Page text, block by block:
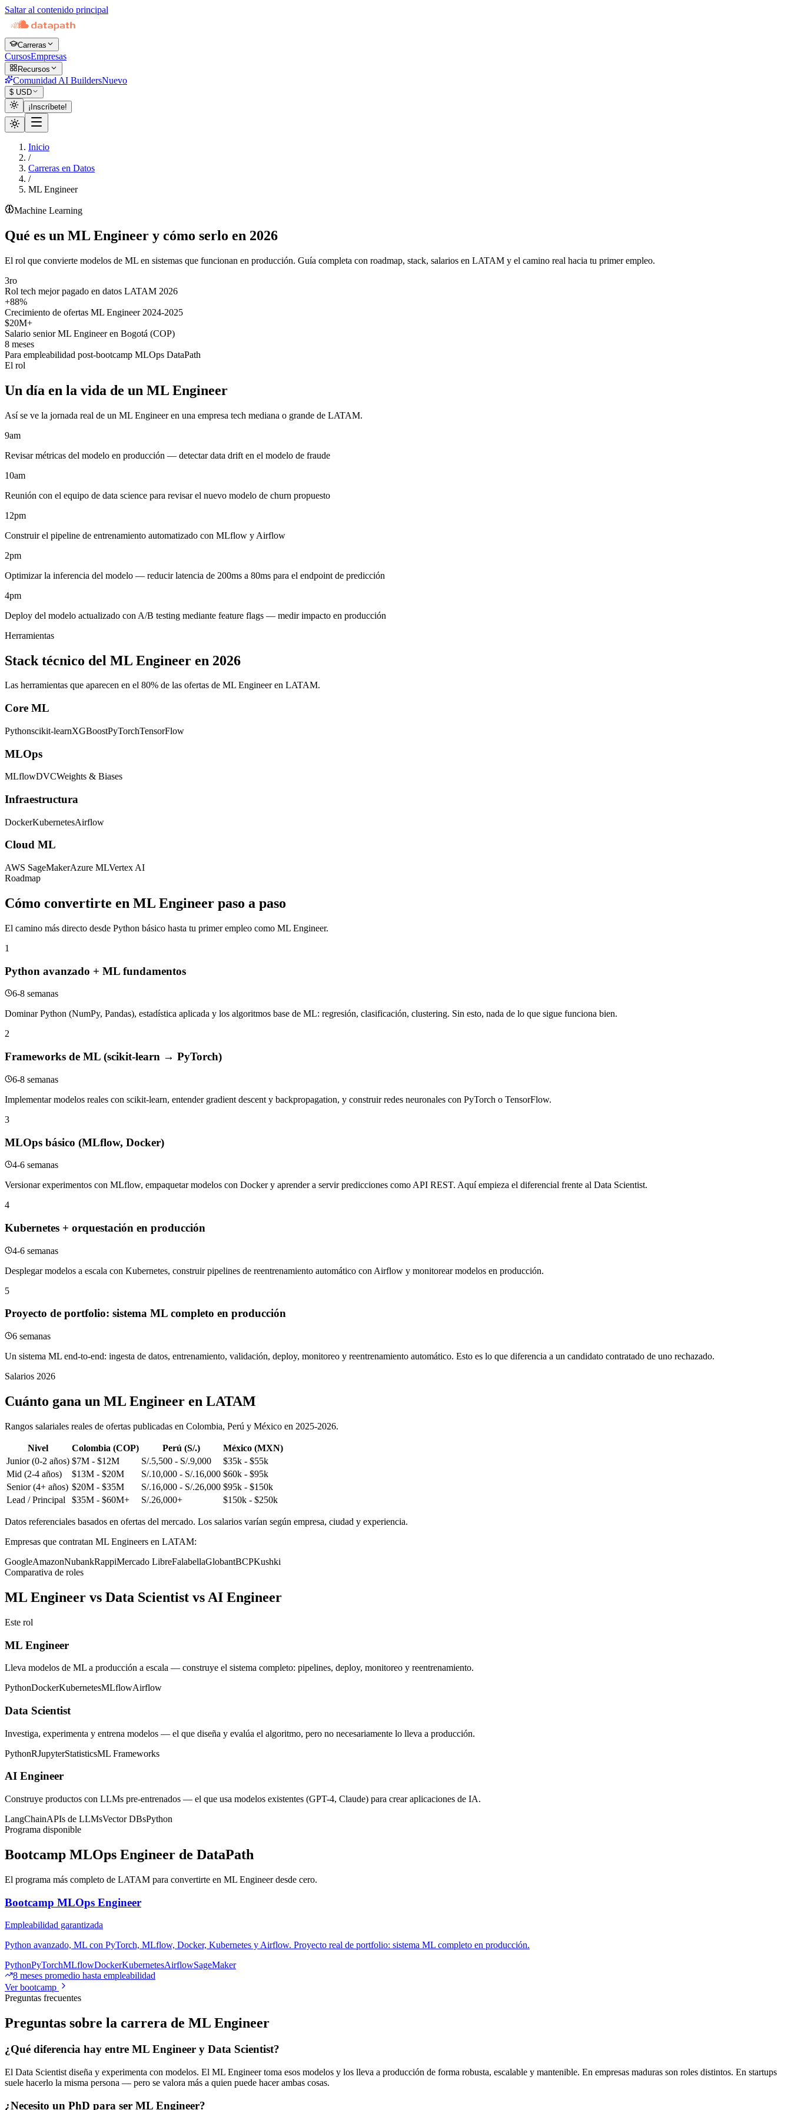
Saltar al contenido principal
Carreras
CursosEmpresas
Recursos
Comunidad AI BuildersNuevo
$ USD
¡Inscríbete!
Inicio
/
Carreras en Datos
/
ML Engineer
Machine Learning
Qué es un ML Engineer y cómo serlo en 2026
El rol que convierte modelos de ML en sistemas que funcionan en producción. Guía completa con roadmap, stack, salarios en LATAM y el camino real hacia tu primer empleo.
3ro
Rol tech mejor pagado en datos LATAM 2026
+88%
Crecimiento de ofertas ML Engineer 2024-2025
$20M+
Salario senior ML Engineer en Bogotá (COP)
8 meses
Para empleabilidad post-bootcamp MLOps DataPath
El rol
Un día en la vida de un ML Engineer
Así se ve la jornada real de un ML Engineer en una empresa tech mediana o grande de LATAM.
9am
Revisar métricas del modelo en producción — detectar data drift en el modelo de fraude
10am
Reunión con el equipo de data science para revisar el nuevo modelo de churn propuesto
12pm
Construir el pipeline de entrenamiento automatizado con MLflow y Airflow
2pm
Optimizar la inferencia del modelo — reducir latencia de 200ms a 80ms para el endpoint de predicción
4pm
Deploy del modelo actualizado con A/B testing mediante feature flags — medir impacto en producción
Herramientas
Stack técnico del ML Engineer en 2026
Las herramientas que aparecen en el 80% de las ofertas de ML Engineer en LATAM.
Core ML
Pythonscikit-learnXGBoostPyTorchTensorFlow
MLOps
MLflowDVCWeights & Biases
Infraestructura
DockerKubernetesAirflow
Cloud ML
AWS SageMakerAzure MLVertex AI
Roadmap
Cómo convertirte en ML Engineer paso a paso
El camino más directo desde Python básico hasta tu primer empleo como ML Engineer.
1
Python avanzado + ML fundamentos
6-8 semanas
Dominar Python (NumPy, Pandas), estadística aplicada y los algoritmos base de ML: regresión, clasificación, clustering. Sin esto, nada de lo que sigue funciona bien.
2
Frameworks de ML (scikit-learn → PyTorch)
6-8 semanas
Implementar modelos reales con scikit-learn, entender gradient descent y backpropagation, y construir redes neuronales con PyTorch o TensorFlow.
3
MLOps básico (MLflow, Docker)
4-6 semanas
Versionar experimentos con MLflow, empaquetar modelos con Docker y aprender a servir predicciones como API REST. Aquí empieza el diferencial frente al Data Scientist.
4
Kubernetes + orquestación en producción
4-6 semanas
Desplegar modelos a escala con Kubernetes, construir pipelines de reentrenamiento automático con Airflow y monitorear modelos en producción.
5
Proyecto de portfolio: sistema ML completo en producción
6 semanas
Un sistema ML end-to-end: ingesta de datos, entrenamiento, validación, deploy, monitoreo y reentrenamiento automático. Esto es lo que diferencia a un candidato contratado de uno rechazado.
Salarios 2026
Cuánto gana un ML Engineer en LATAM
Rangos salariales reales de ofertas publicadas en Colombia, Perú y México en 2025-2026.
Nivel Colombia (COP) Perú (S/.)
México (MXN)
Junior (0-2 años) $7M - $12M S/.5,500 - S/.9,000
$35k - $55k
Mid (2-4 años)
$13M - $20M S/.10,000 - S/.16,000 $60k - $95k
Senior (4+ años) $20M - $35M S/.16,000 - S/.26,000 $95k - $150k
Lead / Principal
$35M - $60M+ S/.26,000+ $150k - $250k
Datos referenciales basados en ofertas del mercado. Los salarios varían según empresa, ciudad y experiencia.
Empresas que contratan ML Engineers en LATAM:
GoogleAmazonNubankRappiMercado LibreFalabellaGlobantBCPKushki
Comparativa de roles
ML Engineer vs Data Scientist vs AI Engineer
Este rol
ML Engineer
Lleva modelos de ML a producción a escala — construye el sistema completo: pipelines, deploy, monitoreo y reentrenamiento.
PythonDockerKubernetesMLflowAirflow
Data Scientist
Investiga, experimenta y entrena modelos — el que diseña y evalúa el algoritmo, pero no necesariamente lo lleva a producción.
PythonRJupyterStatisticsML Frameworks
AI Engineer
Construye productos con LLMs pre-entrenados — el que usa modelos existentes (GPT-4, Claude) para crear aplicaciones de IA.
LangChainAPIs de LLMsVector DBsPython
Programa disponible
Bootcamp MLOps Engineer de DataPath
El programa más completo de LATAM para convertirte en ML Engineer desde cero.
Bootcamp MLOps Engineer
Empleabilidad garantizada
Python avanzado, ML con PyTorch, MLflow, Docker, Kubernetes y Airflow. Proyecto real de portfolio: sistema ML completo en producción.
PythonPyTorchMLflowDockerKubernetesAirflowSageMaker
8 meses promedio hasta empleabilidad
Ver bootcamp
Preguntas frecuentes
Preguntas sobre la carrera de ML Engineer
¿Qué diferencia hay entre ML Engineer y Data Scientist?
El Data Scientist diseña y experimenta con modelos. El ML Engineer toma esos modelos y los lleva a producción de forma robusta, escalable y mantenible. En empresas maduras son roles distintos. En startups
suele hacerlo la misma persona — pero se valora más a quien puede hacer ambas cosas.
¿Necesito un PhD para ser ML Engineer?